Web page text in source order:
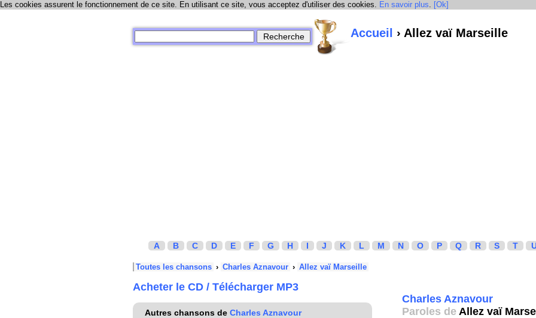
Les cookies assurent le fonctionnement de ce site. En utilisant ce site, vous acceptez d'utiliser des cookies. En savoir plus. [Ok]
Accueil › Allez vaï Marseille
A B C D E F G H I J K L M N O P Q R S T
Toutes les chansons › Charles Aznavour › Allez vaï Marseille
Acheter le CD / Télécharger MP3
Autres chansons de Charles Aznavour
Charles Aznavour
Paroles de Allez vaï